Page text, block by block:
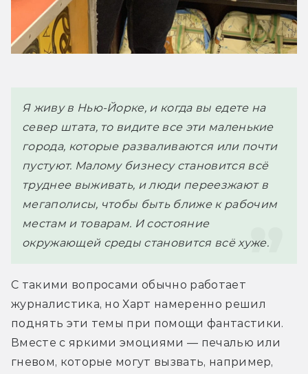
Я живу в Нью-Йорке, и когда вы едете на
север штата, то видите все эти маленькие
города, которые разваливаются или почти
пустуют. Малому бизнесу становится всё
труднее выживать, и люди переезжают в
мегаполисы, чтобы быть ближе к рабочим
местам и товарам. И состояние
окружающей среды становится всё хуже.
С такими вопросами обычно работает
журналистика, но Харт намеренно решил
поднять эти темы при помощи фантастики.
Вместе с яркими эмоциями — печалью или
гневом, которые могут вызвать, например,